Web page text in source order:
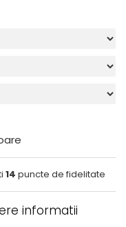
14 puncte de fidelitate
informatii